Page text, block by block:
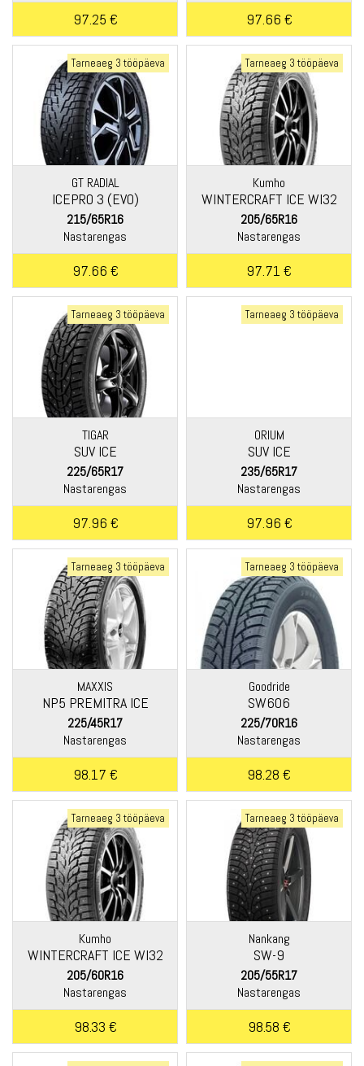
97.25 € 97.66 €
Tarneaeg 3 tööpäeva
GT RADIAL
ICEPRO 3 (EVO)
215/65R16
Nastarengas
97.66 €
Tarneaeg 3 tööpäeva
Kumho
WINTERCRAFT ICE WI32
205/65R16
Nastarengas
97.71 €
Tarneaeg 3 tööpäeva
TIGAR
SUV ICE
225/65R17
Nastarengas
97.96 €
Tarneaeg 3 tööpäeva
ORIUM
SUV ICE
235/65R17
Nastarengas
97.96 €
Tarneaeg 3 tööpäeva
MAXXIS
NP5 PREMITRA ICE
225/45R17
Nastarengas
98.17 €
Tarneaeg 3 tööpäeva
Goodride
SW606
225/70R16
Nastarengas
98.28 €
Tarneaeg 3 tööpäeva
Kumho
WINTERCRAFT ICE WI32
205/60R16
Nastarengas
98.33 €
Tarneaeg 3 tööpäeva
Nankang
SW-9
205/55R17
Nastarengas
98.58 €